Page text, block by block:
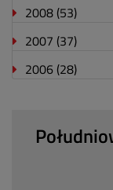
2008 (53)
2007 (37)
2006 (28)